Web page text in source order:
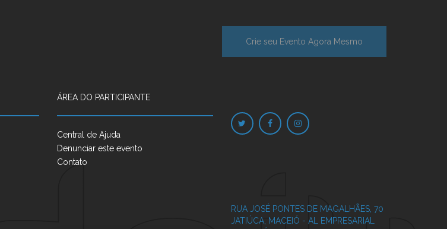
Crie seu Evento Agora Mesmo
ÁREA DO PARTICIPANTE
Central de Ajuda
Denunciar este evento
Contato
RUA JOSÉ PONTES DE MAGALHÃES, 70
JATIÚCA, MACEIÓ - AL
EMPRESARIAL